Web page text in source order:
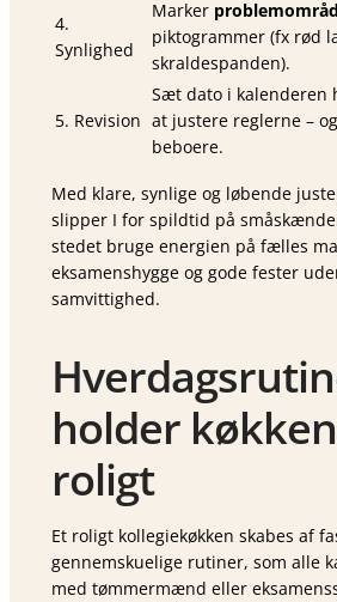
4.
Synlighed
Marker
piktogrammer (fx rød
skraldespanden).
5. Revision
Sæt dato i kalenderen
at justere reglerne –
beboere.
Med klare, synlige og løbende
slipper I for spildtid på
stedet bruge energien på fælles
eksamenshygge og gode fester
samvittighed.
holder
roligt
Et roligt kollegiekøkken skabes af
gennemskuelige rutiner, som alle
med tømmermænd eller